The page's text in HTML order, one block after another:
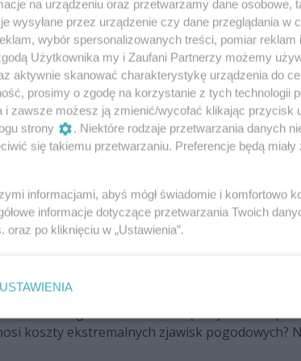
wywiadu z mł. asp. Grzegorzem
z Komendy Miejskiej Policji w Radomiu.
Jak nadać edukacji bardziej
pierwszego odcinka Magazynu
przez Mazowieckie Samorządowe
Nauczycieli – Wydział w Płocku. Program
wyzwaniom edukacji oraz
i odpowiedzialność – eksperci w
MSCDN
koszty ekstremalnych zjawisk pogodowych?
na urządzeniu oraz przetwarzamy dane osobowe,
wysyłane przez urządzenie czy dane przeglądania w
wybór spersonalizowanych treści, pomiar reklam
Użytkownika my i Zaufani Partnerzy możemy
aktywnie skanować charakterystykę urządzenia do
prosimy o zgodę na korzystanie z tych technologii
i zawsze możesz ją zmienić/wycofać klikając przycisk
strony
. Niektóre rodzaje przetwarzania danych
się takiemu przetwarzaniu. Preferencje będą
informacjami, abyś mógł świadomie i komfortowo
informacje dotyczące przetwarzania Twoich
. oraz po kliknięciu w „Ustawienia”.
USTAWIENIA